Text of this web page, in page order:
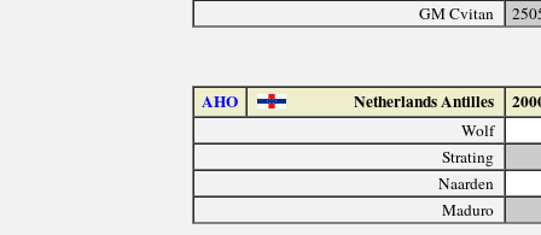
GM Cvitan
AHO Netherlands Antilles
Wolf
Strating
Naarden
Maduro